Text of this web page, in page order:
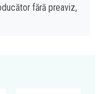
fără preaviz,